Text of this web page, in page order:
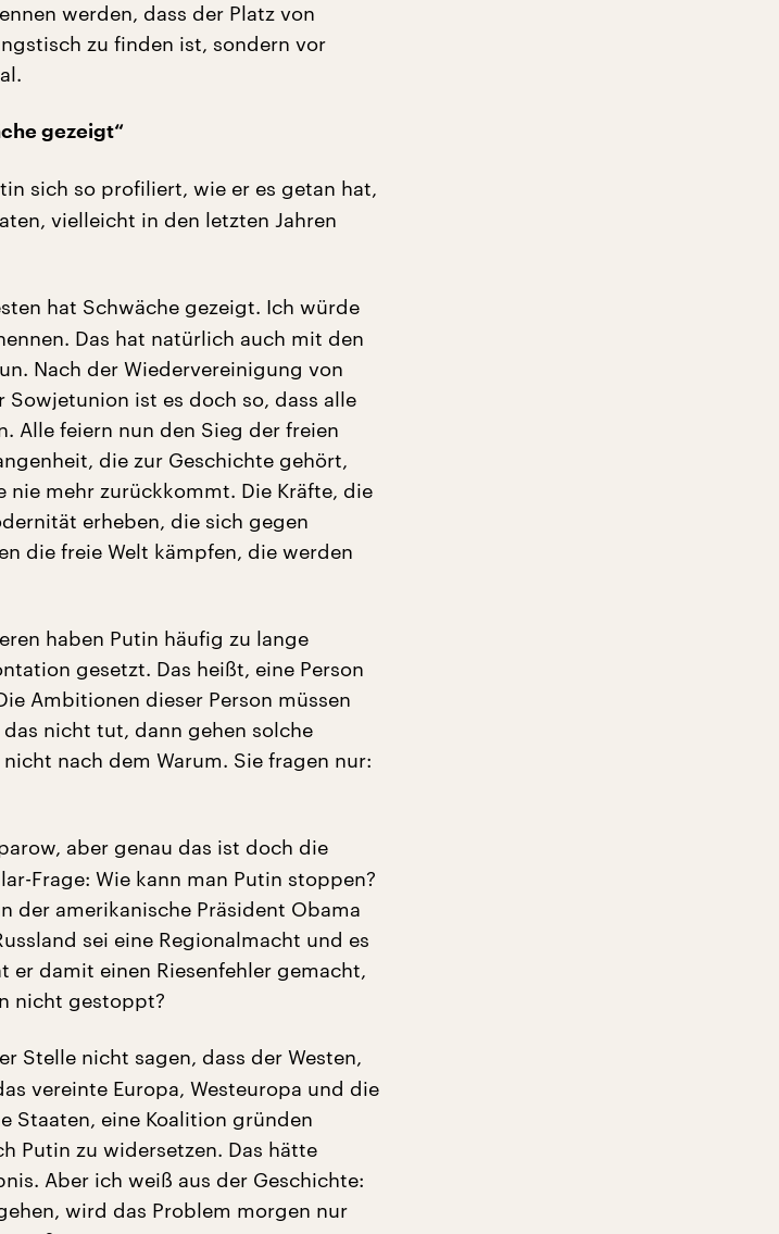
werden, dass der Platz von
zu finden ist, sondern vor
gezeigt“
sich so profiliert, wie er es getan hat,
vielleicht in den letzten Jahren
hat Schwäche gezeigt. Ich würde
Das hat natürlich auch mit den
Nach der Wiedervereinigung von
Sowjetunion ist es doch so, dass alle
Alle feiern nun den Sieg der freien
die zur Geschichte gehört,
nie mehr zurückkommt. Die Kräfte, die
erheben, die sich gegen
die freie Welt kämpfen, die werden
haben Putin häufig zu lange
gesetzt. Das heißt, eine Person
Ambitionen dieser Person müssen
nicht tut, dann gehen solche
nach dem Warum. Sie fragen nur:
aber genau das ist doch die
Frage: Wie kann man Putin stoppen?
der amerikanische Präsident Obama
sei eine Regionalmacht und es
er damit einen Riesenfehler gemacht,
nicht gestoppt?
Stelle nicht sagen, dass der Westen,
vereinte Europa, Westeuropa und die
Staaten, eine Koalition gründen
Putin zu widersetzen. Das hätte
Aber ich weiß aus der Geschichte:
wird das Problem morgen nur